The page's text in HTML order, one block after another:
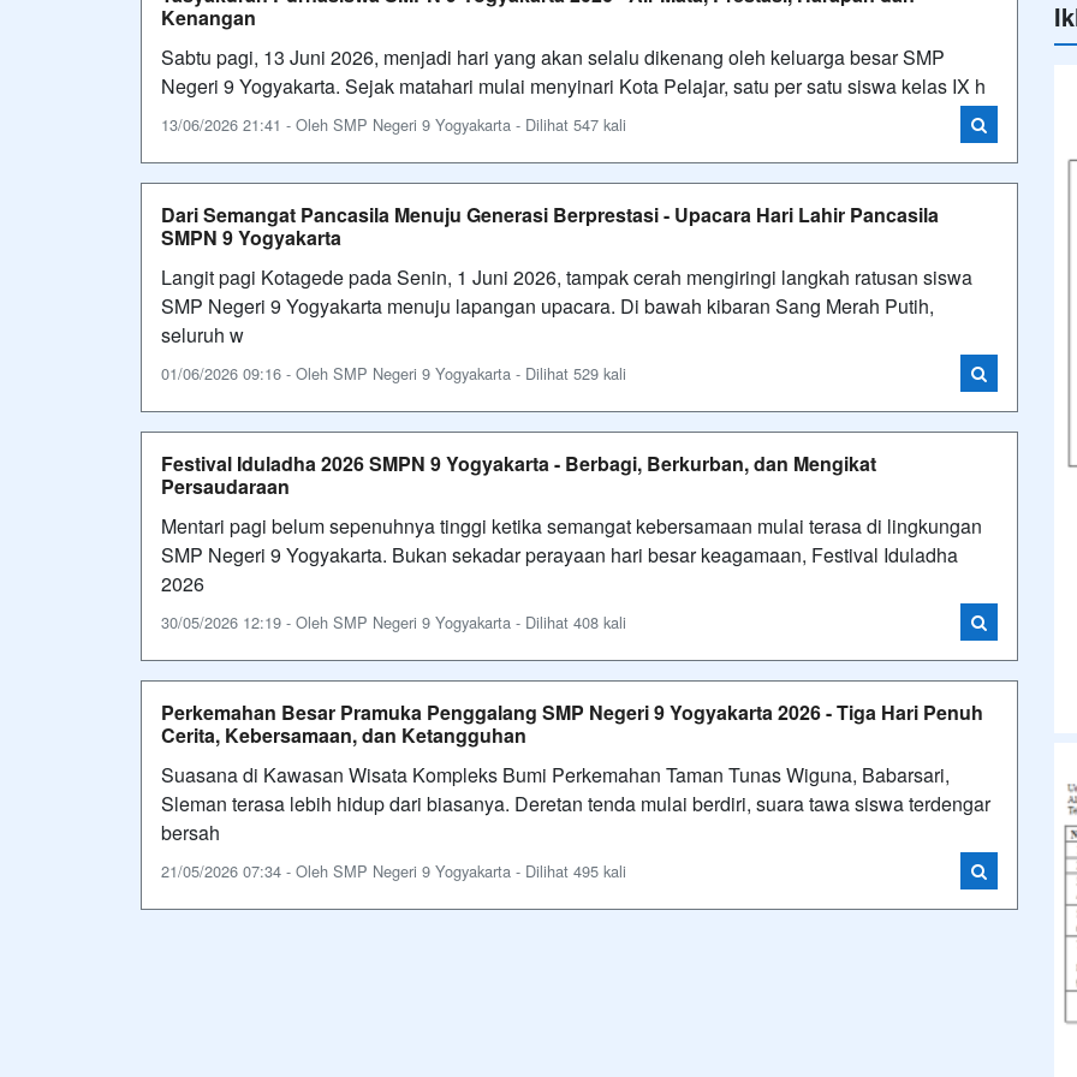
Kenangan
Sabtu pagi, 13 Juni 2026, menjadi hari yang akan selalu dikenang oleh keluarga besar SMP
Negeri 9 Yogyakarta. Sejak matahari mulai menyinari Kota Pelajar, satu per satu siswa kelas IX h
13/06/2026 21:41 - Oleh SMP Negeri 9 Yogyakarta - Dilihat 547 kali
Dari Semangat Pancasila Menuju Generasi Berprestasi - Upacara Hari Lahir Pancasila
SMPN 9 Yogyakarta
Langit pagi Kotagede pada Senin, 1 Juni 2026, tampak cerah mengiringi langkah ratusan siswa
SMP Negeri 9 Yogyakarta menuju lapangan upacara. Di bawah kibaran Sang Merah Putih,
seluruh w
01/06/2026 09:16 - Oleh SMP Negeri 9 Yogyakarta - Dilihat 529 kali
Festival Iduladha 2026 SMPN 9 Yogyakarta - Berbagi, Berkurban, dan Mengikat
Persaudaraan
Mentari pagi belum sepenuhnya tinggi ketika semangat kebersamaan mulai terasa di lingkungan
SMP Negeri 9 Yogyakarta. Bukan sekadar perayaan hari besar keagamaan, Festival Iduladha
2026
30/05/2026 12:19 - Oleh SMP Negeri 9 Yogyakarta - Dilihat 408 kali
Perkemahan Besar Pramuka Penggalang SMP Negeri 9 Yogyakarta 2026 - Tiga Hari Penuh
Cerita, Kebersamaan, dan Ketangguhan
Suasana di Kawasan Wisata Kompleks Bumi Perkemahan Taman Tunas Wiguna, Babarsari,
Sleman terasa lebih hidup dari biasanya. Deretan tenda mulai berdiri, suara tawa siswa terdengar
bersah
21/05/2026 07:34 - Oleh SMP Negeri 9 Yogyakarta - Dilihat 495 kali